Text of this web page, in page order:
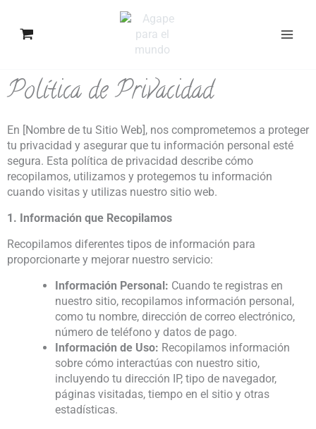
contenido
Política de Privacidad
En [Nombre de tu Sitio Web], nos comprometemos a proteger
tu privacidad y asegurar que tu información personal esté
segura. Esta política de privacidad describe cómo
recopilamos, utilizamos y protegemos tu información
cuando visitas y utilizas nuestro sitio web.
1. Información que Recopilamos
Recopilamos diferentes tipos de información para
proporcionarte y mejorar nuestro servicio:
Información Personal: Cuando te registras en
nuestro sitio, recopilamos información personal,
como tu nombre, dirección de correo electrónico,
número de teléfono y datos de pago.
Información de Uso: Recopilamos información
sobre cómo interactúas con nuestro sitio,
incluyendo tu dirección IP, tipo de navegador,
páginas visitadas, tiempo en el sitio y otras
estadísticas.